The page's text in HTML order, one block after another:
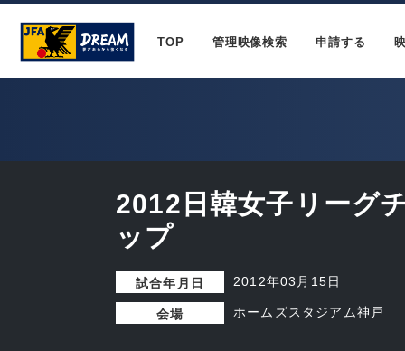
TOP 管理映像検索 申請する
2012日韓女子リーグ
ップ
試合年月日 2012年03月15日
会場 ホームズスタジアム神戸